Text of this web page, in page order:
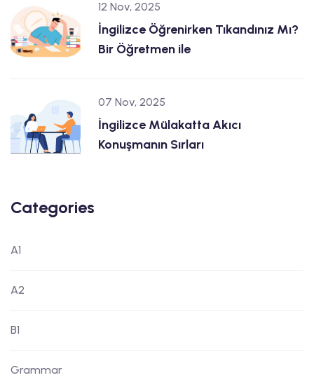
12 Nov, 2025
İngilizce Öğrenirken Tıkandınız Mı?
Bir Öğretmen ile
07 Nov, 2025
İngilizce Mülakatta Akıcı
Konuşmanın Sırları
Categories
A1
A2
B1
Grammar